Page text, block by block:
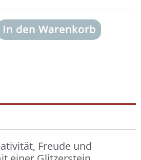
In den Warenkorb
Freude und